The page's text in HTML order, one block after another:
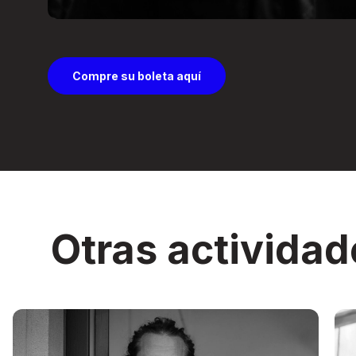
Compre su boleta aquí
Otras